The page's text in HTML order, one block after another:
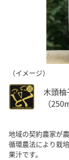
（イメージ）
木頭
（
地域の契約農家が
循環農法により栽
果汁です。